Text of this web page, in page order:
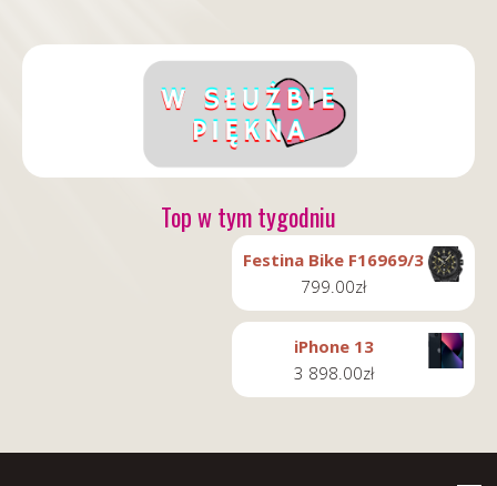
Top w tym tygodniu
Festina Bike F16969/3
799.00zł
iPhone 13
3 898.00zł